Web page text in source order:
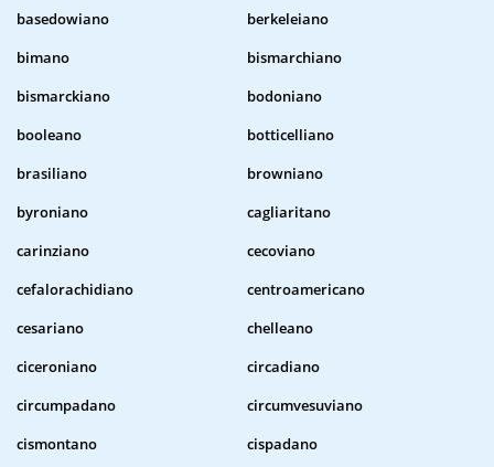
basedowiano
berkeleiano
bimano
bismarchiano
bismarckiano
bodoniano
booleano
botticelliano
brasiliano
browniano
byroniano
cagliaritano
carinziano
cecoviano
cefalorachidiano
centroamericano
cesariano
chelleano
ciceroniano
circadiano
circumpadano
circumvesuviano
cismontano
cispadano